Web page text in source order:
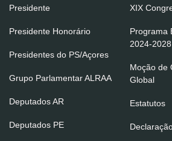
Presidente
Presidente Honorário
Presidentes do PS/Açores
Grupo Parlamentar ALRAA
Deputados AR
Deputados PE
XIX
Programa
2024-2028
Moção de
Global
Estatutos